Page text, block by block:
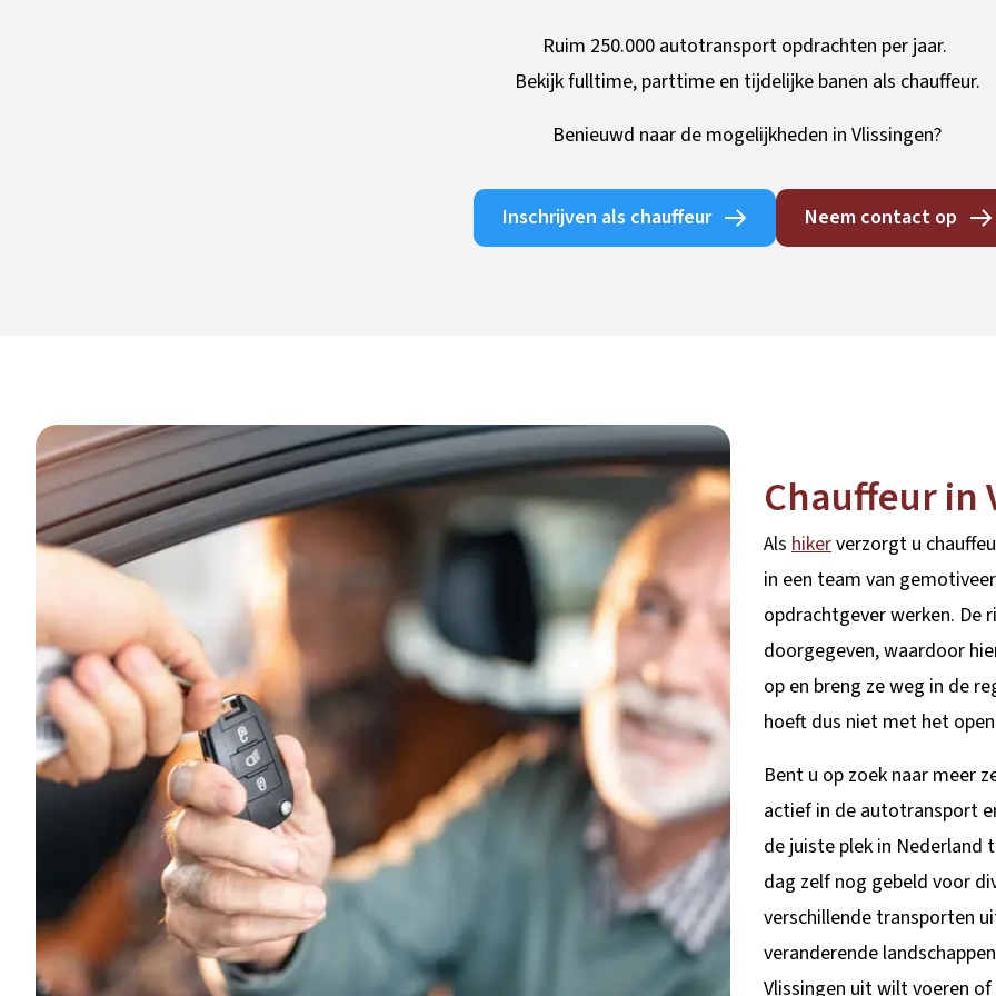
Ruim 250.000 autotransport opdrachten per jaar.
Bekijk fulltime, parttime en tijdelijke banen als chauffeur.
Benieuwd naar de mogelijkheden in Vlissingen?
Inschrijven als chauffeur Neem contact op
Chauffeur in
Als hikerverzorgt u
in een team van
opdrachtgever werken. De
doorgegeven, waardoor
op en breng ze weg in de
hoeft dus niet met het
Bent u op zoek naar meer
actief in de autotransport
de juiste plek in Nederland
dag zelf nog gebeld voor
verschillende transporten
veranderende
Vlissingen uit wilt voeren